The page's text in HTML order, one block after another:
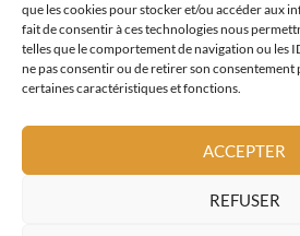
que les cookies pour stocker et/ou accéder aux
fait de consentir à ces technologies nous
telles que le comportement de navigation ou les
ne pas consentir ou de retirer son
certaines caractéristiques et fonctions.
ACCEPTER
REFUSER
Votre artisan
Votre artisan sur